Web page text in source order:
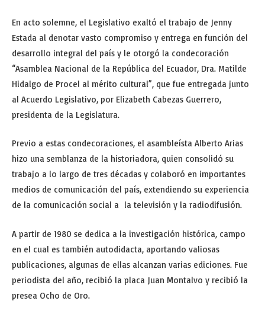
En acto solemne, el Legislativo exaltó el trabajo de Jenny
Estada al denotar vasto compromiso y entrega en función del
desarrollo integral del país y le otorgó la condecoración
“Asamblea Nacional de la República del Ecuador, Dra. Matilde
Hidalgo de Procel al mérito cultural”, que fue entregada junto
al Acuerdo Legislativo, por Elizabeth Cabezas Guerrero,
presidenta de la Legislatura.
Previo a estas condecoraciones, el asambleísta Alberto Arias
hizo una semblanza de la historiadora, quien consolidó su
trabajo a lo largo de tres décadas y colaboró en importantes
medios de comunicación del país, extendiendo su experiencia
de la comunicación social a la televisión y la radiodifusión.
A partir de 1980 se dedica a la investigación histórica, campo
en el cual es también autodidacta, aportando valiosas
publicaciones, algunas de ellas alcanzan varias ediciones. Fue
periodista del año, recibió la placa Juan Montalvo y recibió la
presea Ocho de Oro.